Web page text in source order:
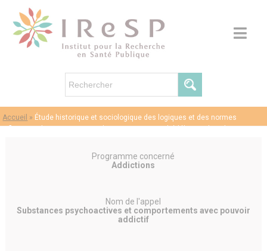
Accueil » Étude historique et sociologique des logiques et des normes
influençant la mise en œuvre du recours aux psychédéliques dans la
Programme concerné
Addictions
Nom de l'appel
Substances psychoactives et comportements avec pouvoir
addictif